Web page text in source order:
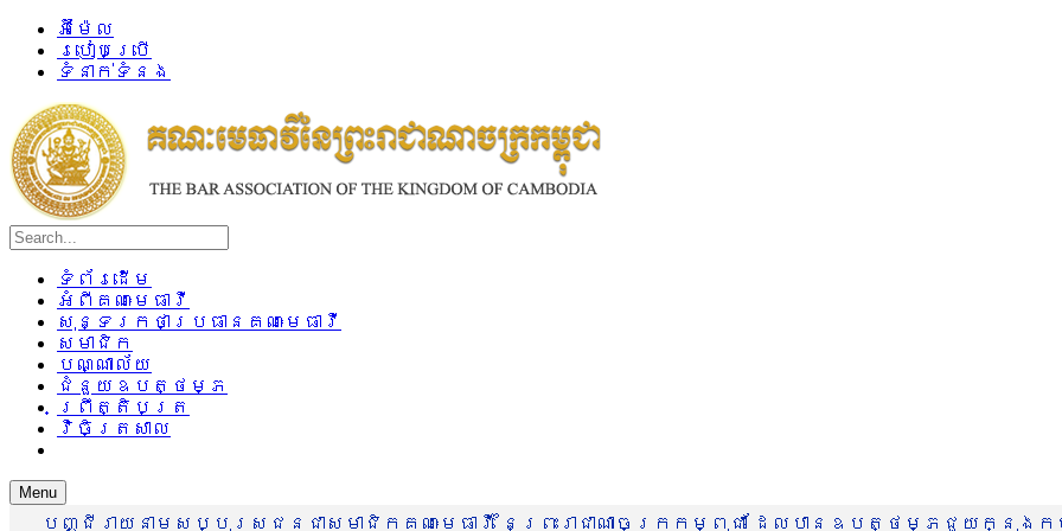
អ៊ីម៉ែល
របៀបប្រើ
ទំនាក់ទំនង
ទំព័រដើម
អំពីគណៈមេធាវី
សុន្ទរកថាប្រធានគណៈមេធាវី
សមាជិក
បណ្ណាល័យ
ជំនួយឧបត្ថម្ភ
ព្រឹត្តិបត្រ
វិចិត្រសាល
Menu
បញ្ជីរាយនាមសប្បុរសជនជាសមាជិកគណៈមេធាវី នៃព្រះរាជាណាចក្រកម្ពុជា ដែលបានឧបត្ថម្ភជួយក្នុង